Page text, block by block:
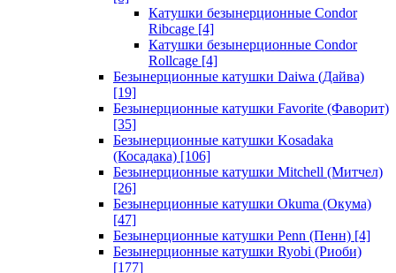
Катушки безынерционные Condor
Ribcage [4]
Катушки безынерционные Condor
Rollcage [4]
Безынерционные катушки Daiwa (Дайва)
[19]
Безынерционные катушки Favorite (Фаворит)
[35]
Безынерционные катушки Kosadaka
(Косадака) [106]
Безынерционные катушки Mitchell (Митчел)
[26]
Безынерционные катушки Okuma (Окума)
[47]
Безынерционные катушки Penn (Пенн) [4]
Безынерционные катушки Ryobi (Риоби)
[177]